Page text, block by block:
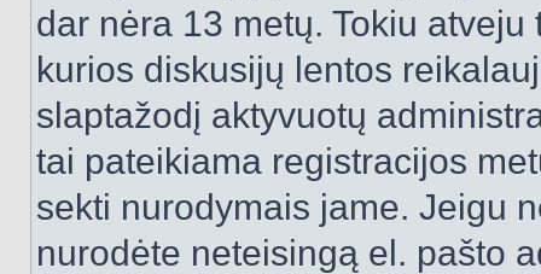
dar nėra 13 metų. Tokiu
kurios diskusijų lentos
slaptažodį aktyvuotų
tai pateikiama registracijos
sekti nurodymais jame. Jeigu
nurodėte neteisingą el. pašto